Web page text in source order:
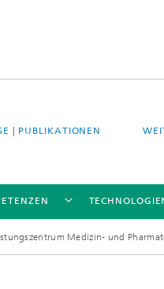
| PUBLIKATIONEN
Medizin- und